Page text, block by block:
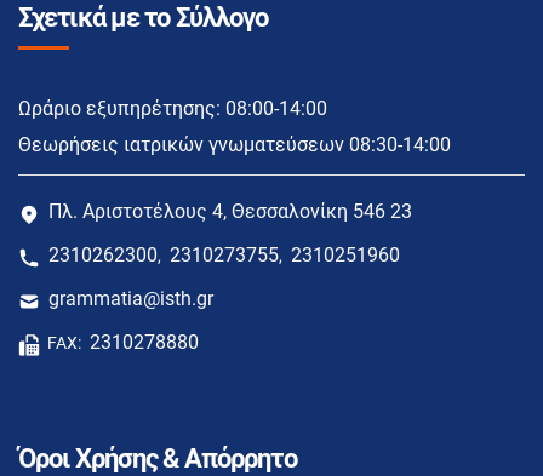
Σχετικά με το Σύλλογο
Ωράριο εξυπηρέτησης: 08:00-14:00
Θεωρήσεις ιατρικών γνωματεύσεων 08:30-14:00
Πλ. Αριστοτέλους 4, Θεσσαλονίκη 546 23
2310262300, 2310273755, 2310251960
grammatia@isth.gr
FAX: 2310278880
Όροι Χρήσης & Απόρρητο